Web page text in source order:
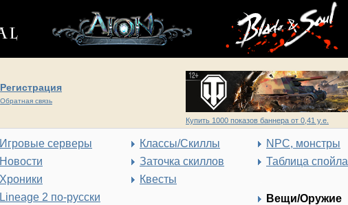
Регистрация
Обратная связь
Купить 1000 показов баннера от 0,41 у.е.
Игровые серверы
Новости
Хроники
Lineage 2 по-русски
Классы/Скиллы
Заточка скиллов
Квесты
NPC, монстры
Таблица спойла
Вещи/Оружие